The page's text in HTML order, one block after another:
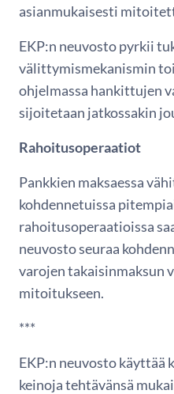
asianmukaisesti
EKP:n neuvosto pyrkii
välittymismekanismin
ohjelmassa hankittujen
sijoitetaan jatkossakin
Rahoitusoperaatiot
Pankkien maksaessa
kohdennetuissa
rahoitusoperaatioissa
neuvosto seuraa
varojen takaisinmaksun
mitoitukseen.
***
EKP:n neuvosto käyttää
keinoja tehtävänsä